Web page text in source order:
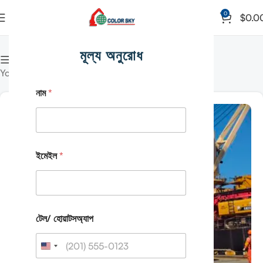
মূল্য অনুরোধ
নাম*
ইমেইল*
টেল/ হোয়াটসঅ্যাপ
0 $
হোম Archive by Category "News"
Your news category
অক্টোবর।.